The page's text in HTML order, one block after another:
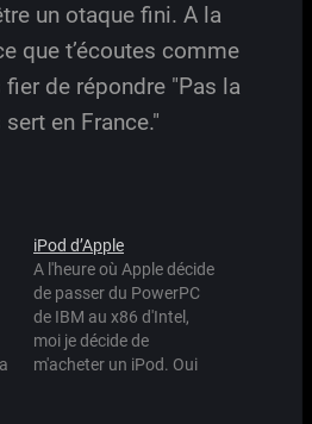
un otaque fini. A la
que t’écoutes comme
de répondre "Pas la
en France."
iPod d’Apple
A l'heure où Apple décide
de passer du PowerPC
de IBM au x86 d'Intel,
moi je décide de
m'acheter un iPod. Oui